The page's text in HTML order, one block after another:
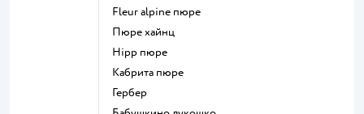
fleur alpine пюре
пюре хайнц
hipp пюре
кабрита пюре
гербер